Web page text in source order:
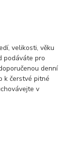
velikosti, věku
podáváte pro
denní
k čerstvé pitné
v